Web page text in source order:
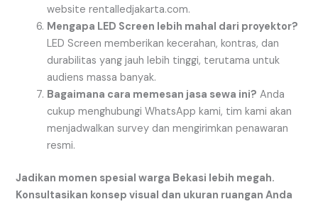
website rentalledjakarta.com.
Mengapa LED Screen lebih mahal dari proyektor?
LED Screen memberikan kecerahan, kontras, dan
durabilitas yang jauh lebih tinggi, terutama untuk
audiens massa banyak.
Bagaimana cara memesan jasa sewa ini? Anda
cukup menghubungi WhatsApp kami, tim kami akan
menjadwalkan survey dan mengirimkan penawaran
resmi.
Jadikan momen spesial warga Bekasi lebih megah.
Konsultasikan konsep visual dan ukuran ruangan Anda